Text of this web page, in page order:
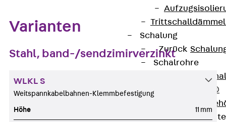
Schalung
Zurück
Schalrohre
RAPIDOBAT®
Schalrohre
Varianten
Stahl, band-/sendzimirverzinkt
WLKL S
Weitspannkabelbahnen-Klemmbefestigung
Höhe 11 mm